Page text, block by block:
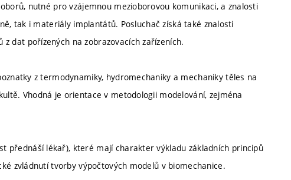
nutné pro vzájemnou mezioborovou komunikaci, a znalosti
tak i materiály implantátů. Posluchač získá také znalosti
dat pořízených na zobrazovacích zařízeních.
z termodynamiky, hydromechaniky a mechaniky těles na
Vhodná je orientace v metodologii modelování, zejména
přednáší lékař), které mají charakter výkladu základních principů
zvládnutí tvorby výpočtových modelů v biomechanice.